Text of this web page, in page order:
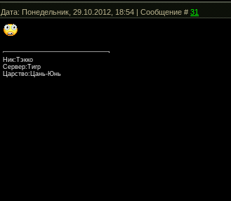
Дата: Понедельник, 29.10.2012, 18:54 | Сообщение #31
Ник:Тэкко
Сервер:Тигр
Царство:Цань-Юнь